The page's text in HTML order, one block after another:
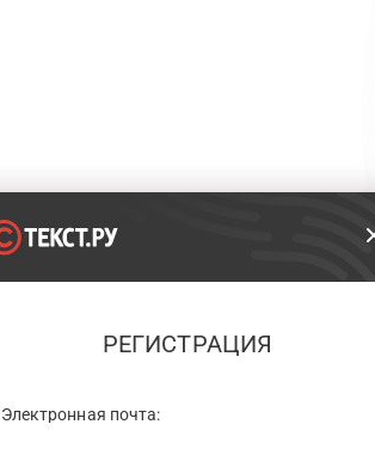
РЕГИСТРАЦИЯ
Электронная почта: